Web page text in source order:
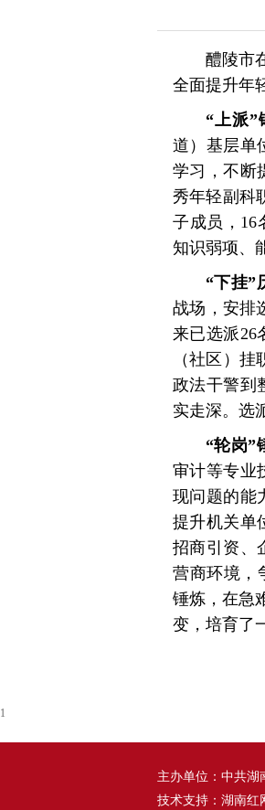
醴陵市
全面提升年
“上派”
道）基层单
学习，不断
秀年轻副科
子成员，16
知识弱项、
“下挂”
战场，安排
来已选派26
（社区）
政法干警到
实走深。选
“轮岗”
审计等专业
现问题的能
提升机关单
招商引资、
营商环境，
锤炼，在急
变，培育了
1
主办单位：中共湖
技术支持：湖南红